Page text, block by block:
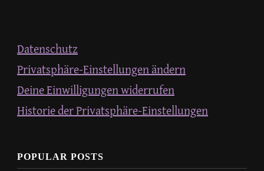
Datenschutz
Privatsphäre-Einstellungen ändern
Deine Einwilligungen widerrufen
Historie der Privatsphäre-Einstellungen
POPULAR POSTS